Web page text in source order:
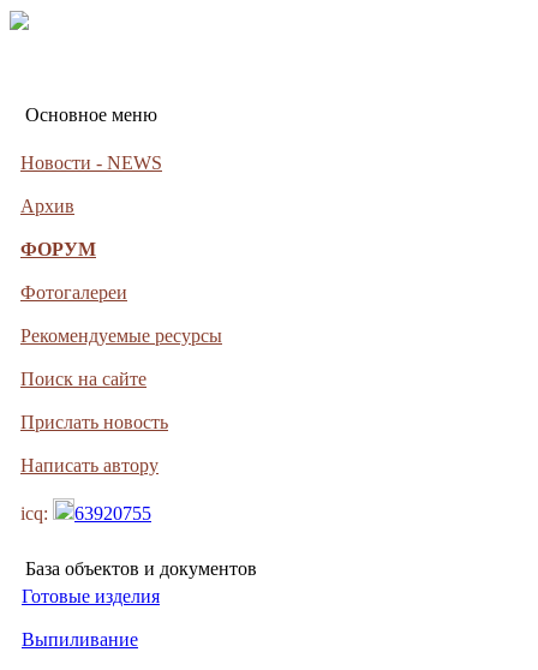
Основное меню
Новости - NEWS
Архив
ФОРУМ
Фотогалереи
Рекомендуемые ресурсы
Поиск на сайте
Прислать новость
Написать автору
icq: 63920755
База объектов и документов
Готовые изделия
Выпиливание